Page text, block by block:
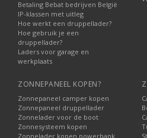
Betaling Bebat bedrijven België
IP-klassen met uitleg
Hoe werkt een druppellader?
Hoe gebruik je een
druppellader?
Laders voor garage en
werkplaats
ZONNEPANEEL KOPEN?
Zonnepaneel camper kopen
Zonnepaneel druppellader
Zonnelader voor de boot
Zonnesysteem kopen
Zonnelader kopen powerbank